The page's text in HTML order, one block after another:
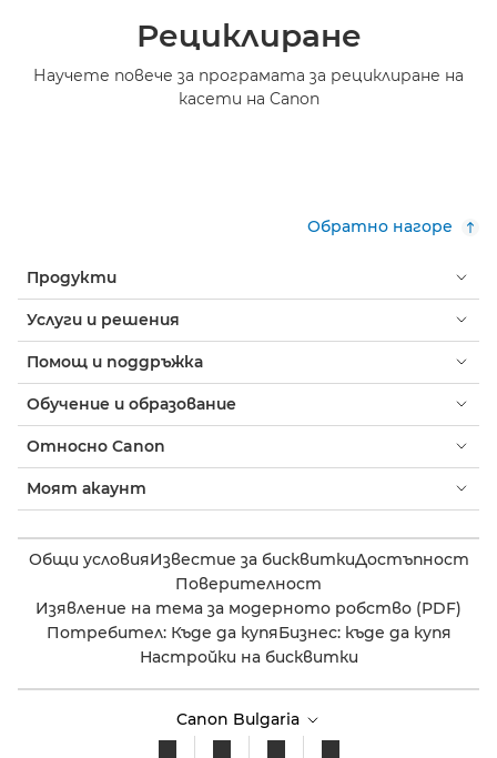
Рециклиране
Научете повече за програмата за рециклиране на
касети на Canon
Обратно нагоре
Продукти
Услуги и решения
Помощ и поддръжка
Обучение и образование
Относно Canon
Моят акаунт
Общи условияИзвестие за бисквиткиДостъпност
Поверителност
Изявление на тема за модерното робство (PDF)
Потребител: Къде да купяБизнес: къде да купя
Настройки на бисквитки
Canon Bulgaria